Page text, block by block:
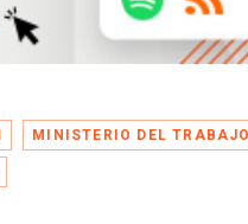
MINISTERIO DEL